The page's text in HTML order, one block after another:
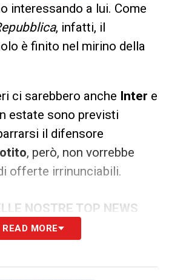
interessando a lui. Come
, infatti, il
è finito nel mirino della
ci sarebbero anche Inter e
estate sono previsti
il difensore
, però, non vorrebbe
offerte irrinunciabili.
NOSTRE TOP NEWS
READ MORE